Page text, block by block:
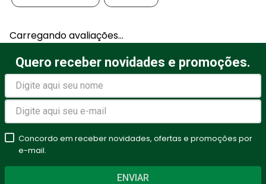
Avalie o produto de 1 a 5
estrelas
★★★★★
Seu nome
Carregando avaliações…
Quero receber novidades e promoções.
Concordo em receber novidades, ofertas e promoções por
e-mail.
ENVIAR